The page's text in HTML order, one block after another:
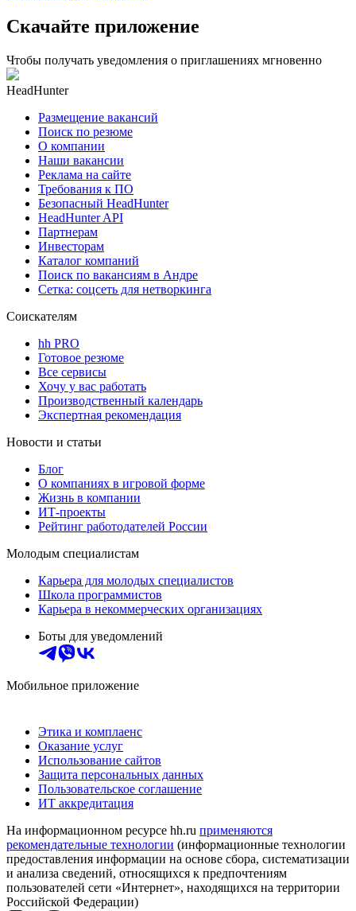
Скачайте приложение
Чтобы получать уведомления о приглашениях мгновенно
HeadHunter
Размещение вакансий
Поиск по резюме
О компании
Наши вакансии
Реклама на сайте
Требования к ПО
Безопасный HeadHunter
HeadHunter API
Партнерам
Инвесторам
Каталог компаний
Поиск по вакансиям в Андре
Сетка: соцсеть для нетворкинга
Соискателям
hh PRO
Готовое резюме
Все сервисы
Хочу у вас работать
Производственный календарь
Экспертная рекомендация
Новости и статьи
Блог
О компаниях в игровой форме
Жизнь в компании
ИТ-проекты
Рейтинг работодателей России
Молодым специалистам
Карьера для молодых специалистов
Школа программистов
Карьера в некоммерческих организациях
Боты для уведомлений
Мобильное приложение
Этика и комплаенс
Оказание услуг
Использование сайтов
Защита персональных данных
Пользовательское соглашение
ИТ аккредитация
На информационном ресурсе hh.ru применяются
рекомендательные технологии (информационные технологии
предоставления информации на основе сбора, систематизации
и анализа сведений, относящихся к предпочтениям
пользователей сети «Интернет», находящихся на территории
Российской Федерации)